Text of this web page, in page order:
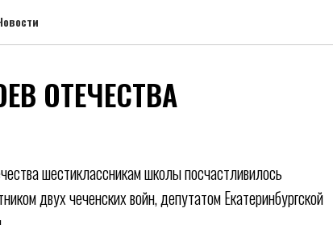
ОТЕЧЕСТВА
шестиклассникам школы посчастливилось
двух чеченских войн, депутатом Екатеринбургской